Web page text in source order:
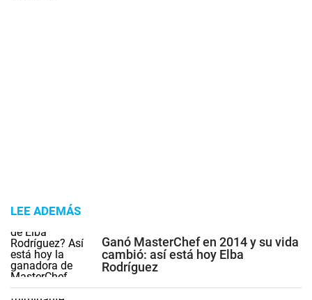
LEE ADEMÁS
Ganó MasterChef en 2014 y su vida
cambió: así está hoy Elba
Rodríguez